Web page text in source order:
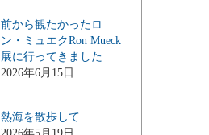
前から観たかったロ
ン・ミュエクRon Mueck
展に行ってきました
2026年6月15日
熱海を散歩して